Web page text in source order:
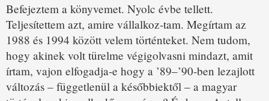
Befejeztem a könyvemet. Nyolc évbe tellett.
Teljesítettem azt, amire vállalkoz-tam. Megírtam az
1988 és 1994 között velem történteket. Nem tudom,
hogy akinek volt türelme végigolvasni mindazt, amit
írtam, vajon elfogadja-e hogy a ’89–’90-ben lezajlott
változás – függetlenül a későbbiektől – a magyar